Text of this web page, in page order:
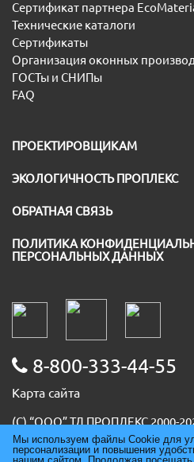
Сертификат партнера
Технические каталоги
Сертификаты
Организация оконных
ГОСТы и СНИПы
FAQ
ПРОЕКТИРОВЩИКАМ
ЭКОЛОГИЧНОСТЬ ПРОПЛЕКС
ОБРАТНАЯ СВЯЗЬ
ПОЛИТИКА
ПЕРСОНАЛЬНЫХ ДАННЫХ
8-800-333-44-55
Карта сайта
(С) “ООО” ТД ПРОПЛЕКС 2000-
ИНН 5036091667
ОГРН 1085074007930
Мы используем файлы Cookie для
персонализации и повышения